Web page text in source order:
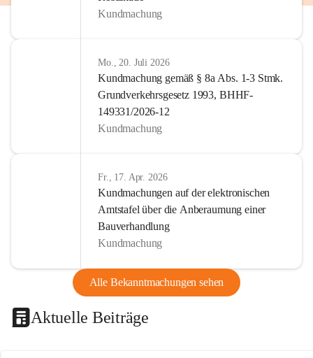
Kundmachung
Mo., 20. Juli 2026
Kundmachung gemäß § 8a Abs. 1-3 Stmk.
Grundverkehrsgesetz 1993, BHHF-
149331/2026-12
Kundmachung
Fr., 17. Apr. 2026
Kundmachungen auf der elektronischen
Amtstafel über die Anberaumung einer
Bauverhandlung
Kundmachung
Alle Bekanntmachungen sehen
Aktuelle Beiträge